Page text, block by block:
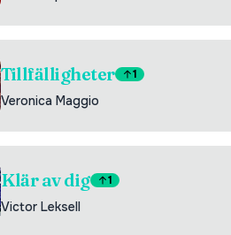
Tillfälligheter 1
Veronica Maggio
Klär av dig 1
Victor Leksell